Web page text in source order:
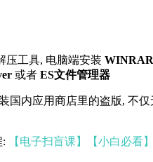
压工具, 电脑端安装 WINRAR
或者 ES文件管理器
国内应用商店里的盗版, 不
: 【电子扫盲课】【小白必看